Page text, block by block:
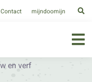
Contact mijndoomijn
en verf